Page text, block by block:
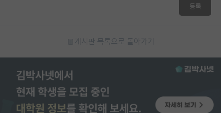
등록
게시판 목록으로 돌아가기